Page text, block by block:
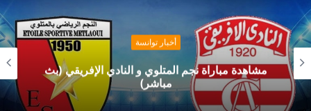
أخبار توانسة
مشاهدة مباراة نجم المتلوي و النادي الإفريقي (بث
مباشر)